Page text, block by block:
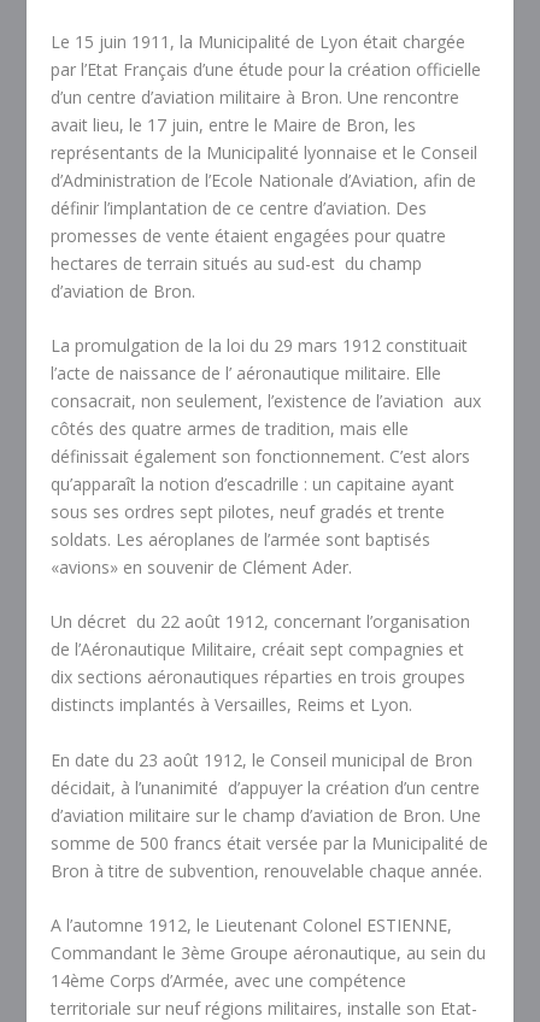
Le 15 juin 1911, la Municipalité de Lyon était chargée
par l’Etat Français d’une étude pour la création officielle
d’un centre d’aviation militaire à Bron. Une rencontre
avait lieu, le 17 juin, entre le Maire de Bron, les
représentants de la Municipalité lyonnaise et le Conseil
d’Administration de l’Ecole Nationale d’Aviation, afin de
définir l’implantation de ce centre d’aviation. Des
promesses de vente étaient engagées pour quatre
hectares de terrain situés au sud-est du champ
d’aviation de Bron.
La promulgation de la loi du 29 mars 1912 constituait
l’acte de naissance de l’ aéronautique militaire. Elle
consacrait, non seulement, l’existence de l’aviation aux
côtés des quatre armes de tradition, mais elle
définissait également son fonctionnement. C’est alors
qu’apparaît la notion d’escadrille : un capitaine ayant
sous ses ordres sept pilotes, neuf gradés et trente
soldats. Les aéroplanes de l’armée sont baptisés
«avions» en souvenir de Clément Ader.
Un décret du 22 août 1912, concernant l’organisation
de l’Aéronautique Militaire, créait sept compagnies et
dix sections aéronautiques réparties en trois groupes
distincts implantés à Versailles, Reims et Lyon.
En date du 23 août 1912, le Conseil municipal de Bron
décidait, à l’unanimité d’appuyer la création d’un centre
d’aviation militaire sur le champ d’aviation de Bron. Une
somme de 500 francs était versée par la Municipalité de
Bron à titre de subvention, renouvelable chaque année.
A l’automne 1912, le Lieutenant Colonel ESTIENNE,
Commandant le 3ème Groupe aéronautique, au sein du
14ème Corps d’Armée, avec une compétence
territoriale sur neuf régions militaires, installe son Etat-